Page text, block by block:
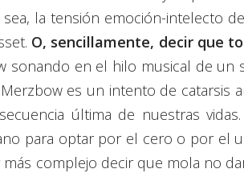
la tensión emoción-intelecto
O, sencillamente, decir que
sonando en el hilo musical de un
es un intento de catarsis
última de nuestras
para optar por el cero o por el
más complejo decir que mola no